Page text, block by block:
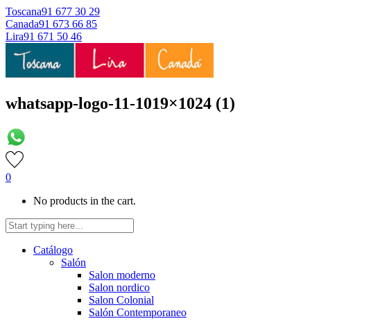
Toscana91 677 30 29
Canada91 673 66 85
Lira91 671 50 46
whatsapp-logo-11-1019×1024 (1)
0
No products in the cart.
Catálogo
Salón
Salon moderno
Salon nordico
Salon Colonial
Salón Contemporaneo